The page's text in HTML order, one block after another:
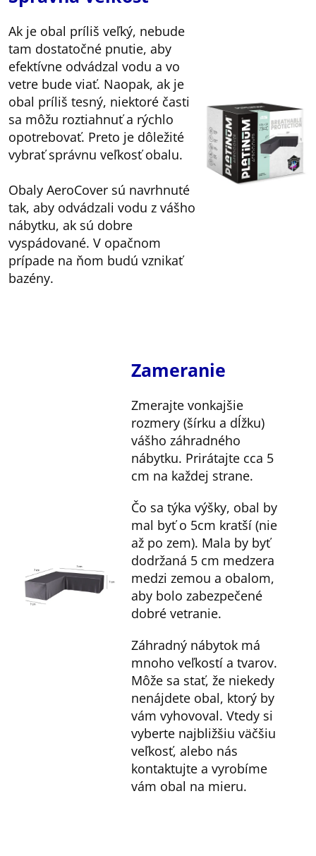
Ak je obal príliš veľký, nebude
tam dostatočné pnutie, aby
efektívne odvádzal vodu a vo
vetre bude viať. Naopak, ak je
obal príliš tesný, niektoré časti
sa môžu roztiahnuť a rýchlo
opotrebovať. Preto je dôležité
vybrať správnu veľkosť obalu.
Obaly AeroCover sú navrhnuté
tak, aby odvádzali vodu z vášho
nábytku, ak sú dobre
vyspádované. V opačnom
prípade na ňom budú vznikať
bazény.
Zameranie
Zmerajte vonkajšie
rozmery (šírku a dĺžku)
vášho záhradného
nábytku. Prirátajte cca 5
cm na každej strane.
Čo sa týka výšky, obal by
mal byť o 5cm kratší (nie
až po zem). Mala by byť
dodržaná 5 cm medzera
medzi zemou a obalom,
aby bolo zabezpečené
dobré vetranie.
Záhradný nábytok má
mnoho veľkostí a tvarov.
Môže sa stať, že niekedy
nenájdete obal, ktorý by
vám vyhovoval. Vtedy si
vyberte najbližšiu väčšiu
veľkosť, alebo nás
kontaktujte a vyrobíme
vám obal na mieru.